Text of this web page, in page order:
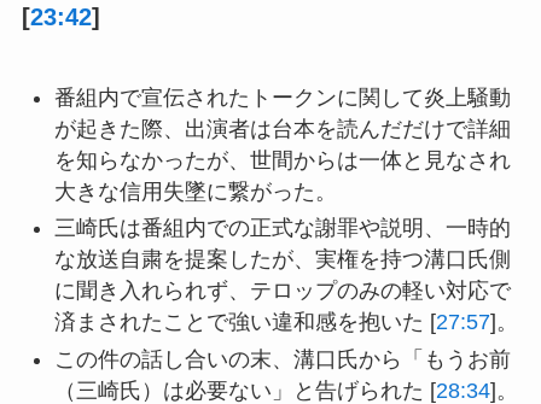
[23:42]
番組内で宣伝されたトークンに関して炎上騒動
が起きた際、出演者は台本を読んだだけで詳細
を知らなかったが、世間からは一体と見なされ
大きな信用失墜に繋がった。
三崎氏は番組内での正式な謝罪や説明、一時的
な放送自粛を提案したが、実権を持つ溝口氏側
に聞き入れられず、テロップのみの軽い対応で
済まされたことで強い違和感を抱いた [27:57]。
この件の話し合いの末、溝口氏から「もうお前
（三崎氏）は必要ない」と告げられた [28:34]。